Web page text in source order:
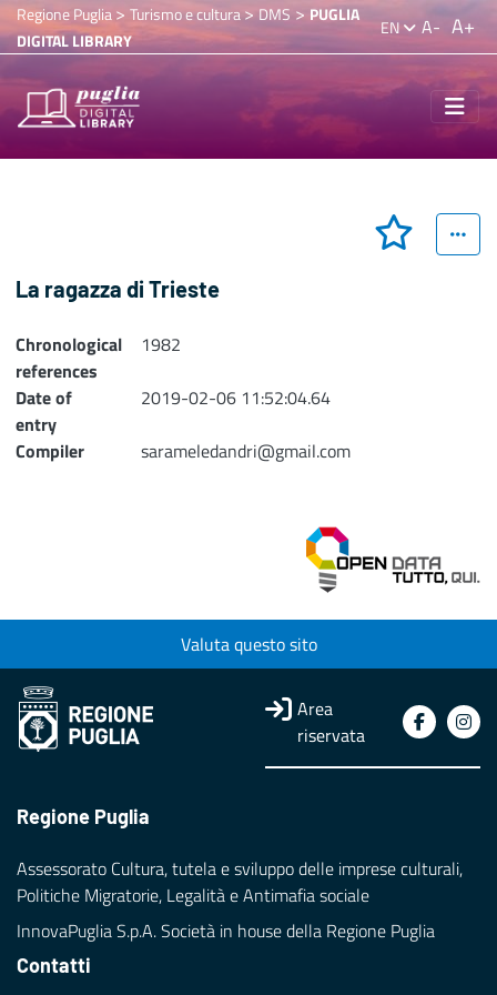
Regione Puglia> Turismo e cultura>DMS > PUGLIA
DIGITAL LIBRARY
EN A- A+
La ragazza di Trieste
Chronological
references
1982
Date of
entry
2019-02-06 11:52:04.64
Compiler
sarameledandri@gmail.com
Valuta questo sito
Area
riservata
Regione Puglia
Assessorato Cultura, tutela e sviluppo delle imprese culturali,
Politiche Migratorie, Legalità e Antimafia sociale
InnovaPuglia S.p.A. Società in house della Regione Puglia
Contatti